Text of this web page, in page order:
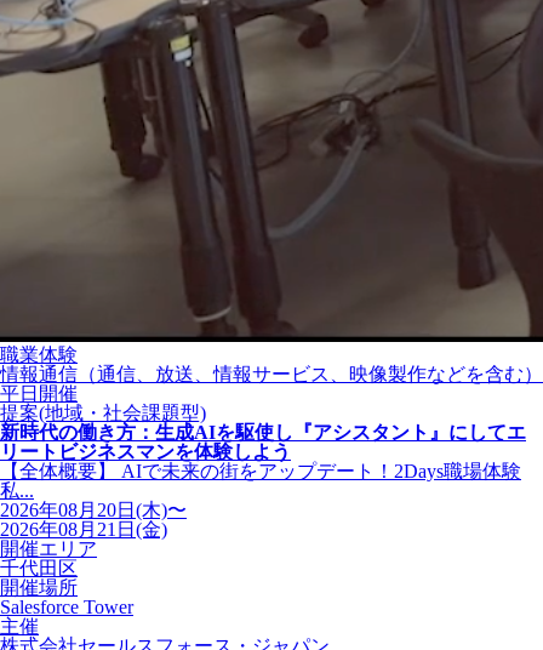
職業体験
情報通信（通信、放送、情報サービス、映像製作などを含む）
平日開催
提案(地域・社会課題型)
新時代の働き方：生成AIを駆使し『アシスタント』にしてエ
リートビジネスマンを体験しよう
【全体概要】 AIで未来の街をアップデート！2Days職場体験
私...
2026年08月20日(木)〜
2026年08月21日(金)
開催エリア
千代田区
開催場所
Salesforce Tower
主催
株式会社セールスフォース・ジャパン